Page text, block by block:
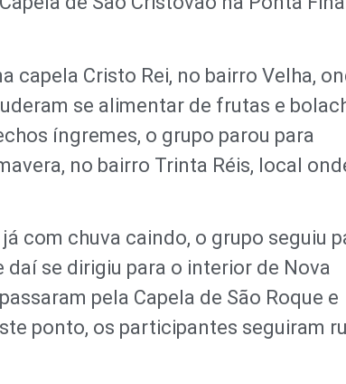
capela Cristo Rei, no bairro Velha,
se alimentar de frutas e
íngremes, o grupo parou para
no bairro Trinta Réis, local
com chuva caindo, o grupo seguiu
se dirigiu para o interior de Nova
pela Capela de São Roque e
ponto, os participantes seguiram